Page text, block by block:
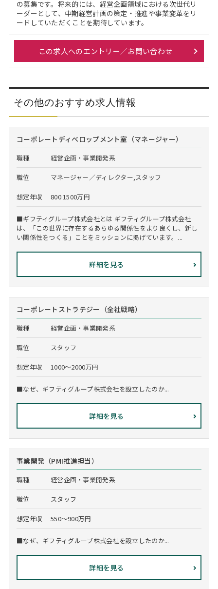
の募集です。将来的には、経営企画領域における次世代リ
ーダーとして、中期経営計画の策定・推進や事業変革をリ
ードしていただくことを期待しています。
この求人へのエントリー／お問い合わせ
その他のおすすめ求人情報
コーポレートディべロップメント室（マネージャー）
職種 経営企画・事業開発系
職位 マネージャー／ディレクター,スタッフ
想定年収 800 1500万円
■ギフティグループ株式会社とは ギフティグループ株式会社
は、「この世界に存在するあらゆる関係性をより良くし、新し
い関係性をつくる」ことをミッションに掲げています。...
詳細を見る
コーポレートストラテジー（全社戦略）
職種 経営企画・事業開発系
職位 スタッフ
想定年収 1000～2000万円
■なぜ、ギフティグループ株式会社を設立したのか...
詳細を見る
事業開発（PMI推進担当）
職種 経営企画・事業開発系
職位 スタッフ
想定年収 550～900万円
■なぜ、ギフティグループ株式会社を設立したのか...
詳細を見る